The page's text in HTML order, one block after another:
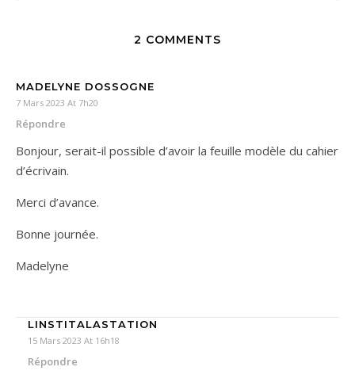
2 COMMENTS
MADELYNE DOSSOGNE
7 Mars 2023 At 7h20
Répondre
Bonjour, serait-il possible d’avoir la feuille modèle du cahier
d’écrivain.
Merci d’avance.
Bonne journée.
Madelyne
LINSTITALASTATION
15 Mars 2023 At 16h18
Répondre